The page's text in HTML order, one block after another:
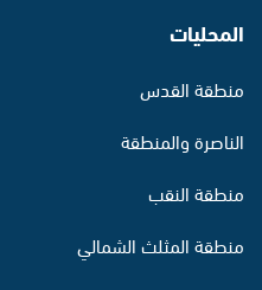
المحليات
منطقة القدس
الناصرة والمنطقة
منطقة النقب
منطقة المثلث الشمالي